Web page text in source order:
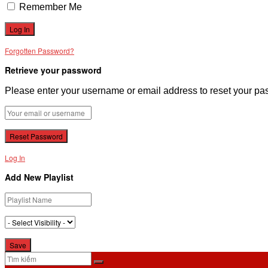
Remember Me
Forgotten Password?
Retrieve your password
Please enter your username or email address to reset your
Log In
Add New Playlist